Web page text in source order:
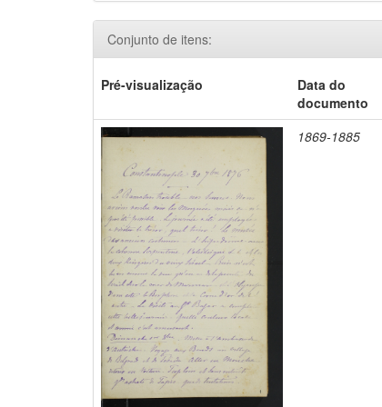
Conjunto de itens:
Pré-visualização
Data do
documento
1869-1885